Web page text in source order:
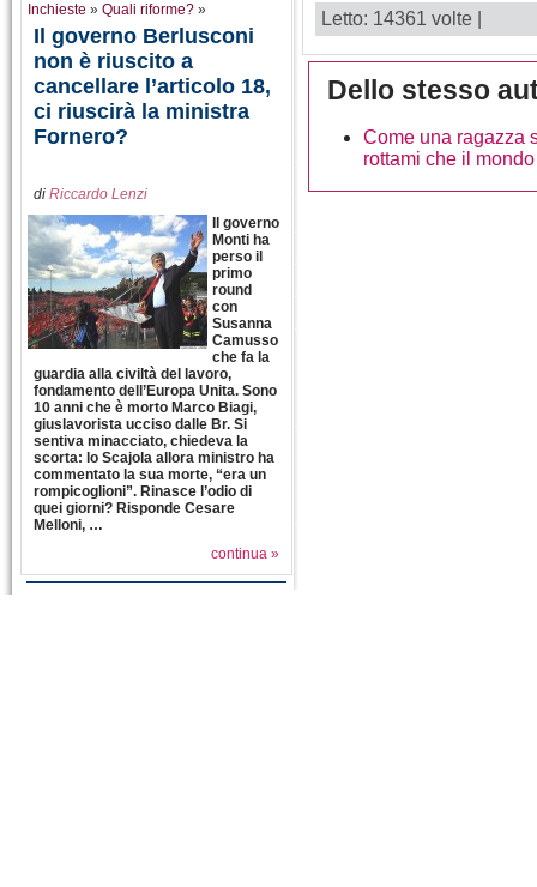
Inchieste » Quali riforme? »
Il governo Berlusconi
non è riuscito a
cancellare l’articolo 18,
ci riuscirà la ministra
Fornero?
di Riccardo Lenzi
Il governo
Monti ha
perso il
primo
round
con
Susanna
Camusso
che fa la
guardia alla civiltà del lavoro,
fondamento dell’Europa Unita. Sono
10 anni che è morto Marco Biagi,
giuslavorista ucciso dalle Br. Si
sentiva minacciato, chiedeva la
scorta: lo Scajola allora ministro ha
commentato la sua morte, “era un
rompicoglioni”. Rinasce l’odio di
quei giorni? Risponde Cesare
Melloni, …
continua »
Letto: 14361 volte |
Dello stesso
Come una ragazza
rottami che il